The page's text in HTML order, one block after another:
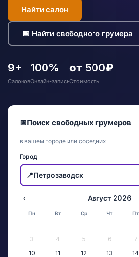
Найти салон
📅 Найти свободного грумера
9+
Салонов
100%
Онлайн-запись
от 500₽
Стоимость
📅Поиск свободных грумеров
в вашем городе или соседних
Город
📍Петрозаводск
‹ Август 2026
Пн Вт Ср Чт Пт
3
4 5 6 7
10
11 12 13 14